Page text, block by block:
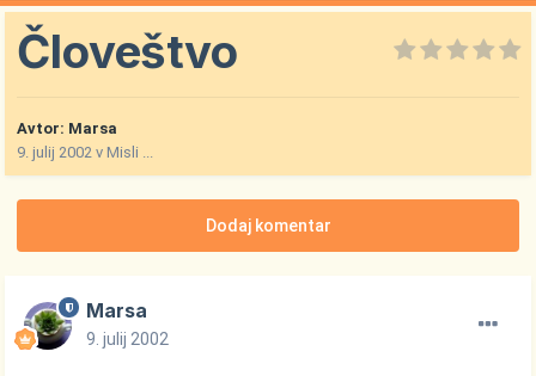
Človeštvo
Avtor: Marsa
9. julij 2002 vMisli ...
Dodaj komentar
Marsa
9. julij 2002